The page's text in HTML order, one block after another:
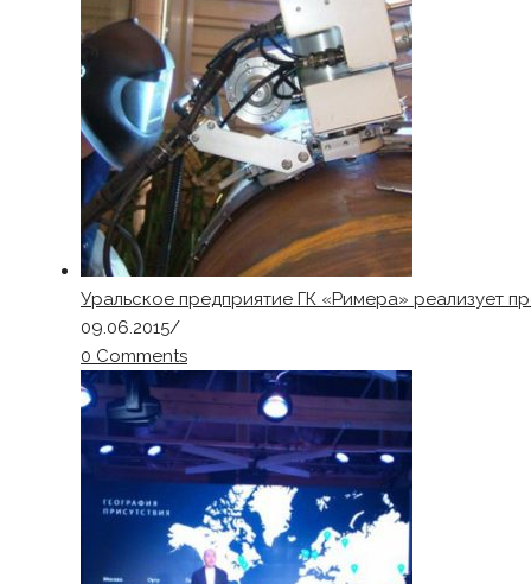
Уральское предприятие ГК «Римера» реализует
09.06.2015/
0 Comments